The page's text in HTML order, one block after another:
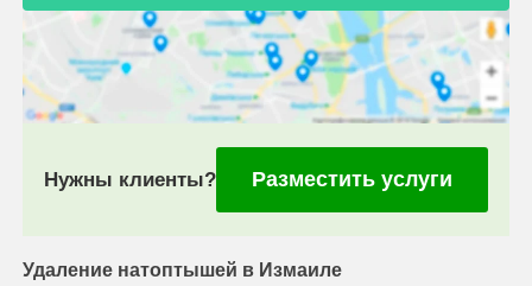
Нужны клиенты? Разместить услуги
Удаление натоптышей в Измаиле